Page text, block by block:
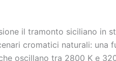
il tramonto siciliano in
cromatici naturali:
oscillano tra 2800 K e